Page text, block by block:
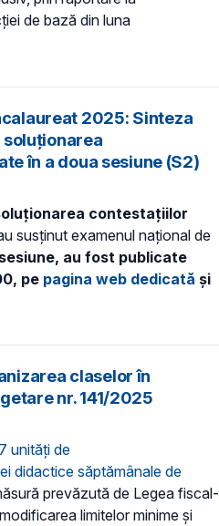
de bază din luna
2025: Sinteza
în a doua sesiune (S2)
contestațiilor
susținut examenul naţional de
au fost publicate
pe pagina web dedicată și
claselor în
nr. 141/2025
unități de
didactice săptămânale de
prevăzută de Legea fiscal-
limitelor minime și